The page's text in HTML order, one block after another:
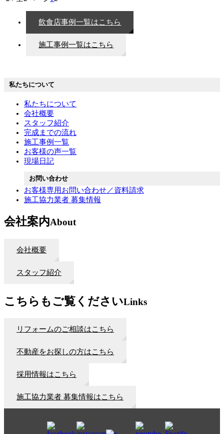
飲食店事例一覧はこちら
施工事例一覧はこちら
私たちについて
私たちについて
会社概要
スタッフ紹介
完成までの流れ
施工事例一覧
お客様の声一覧
現場日記
お問い合わせ
お客様専用お問い合わせ／資料請求
施工協力業者 募集情報
会社案内About
会社概要
スタッフ紹介
こちらもご覧くださいLinks
リフォームのご相談はこちら
不動産をお探しの方はこちら
採用情報はこちら
施工協力業者 募集情報はこちら